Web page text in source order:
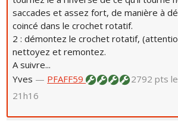
saccades et assez fort, de manière à
coincé dans le crochet rotatif.
2 : démontez le crochet rotatif,
nettoyez et remontez.
A suivre...
Yves — PFAFF59 2792 pts
21h16